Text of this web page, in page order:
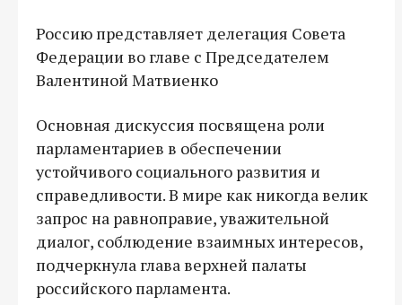
Россию представляет делегация Совета
Федерации во главе с Председателем
Валентиной Матвиенко
Основная дискуссия посвящена роли
парламентариев в обеспечении
устойчивого социального развития и
справедливости. В мире как никогда велик
запрос на равноправие, уважительной
диалог, соблюдение взаимных интересов,
подчеркнула глава верхней палаты
российского парламента.